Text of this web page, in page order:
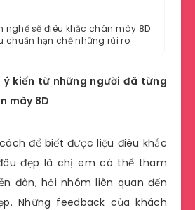
nghề sẽ điêu khắc chân mày 8D
chuẩn hạn chế những rủi ro
ý kiến từ những người đã từng
mày 8D
để biết được liệu điêu khắc
đẹp là chị em có thể tham
đàn, hội nhóm liên quan đến
Những feedback của khách